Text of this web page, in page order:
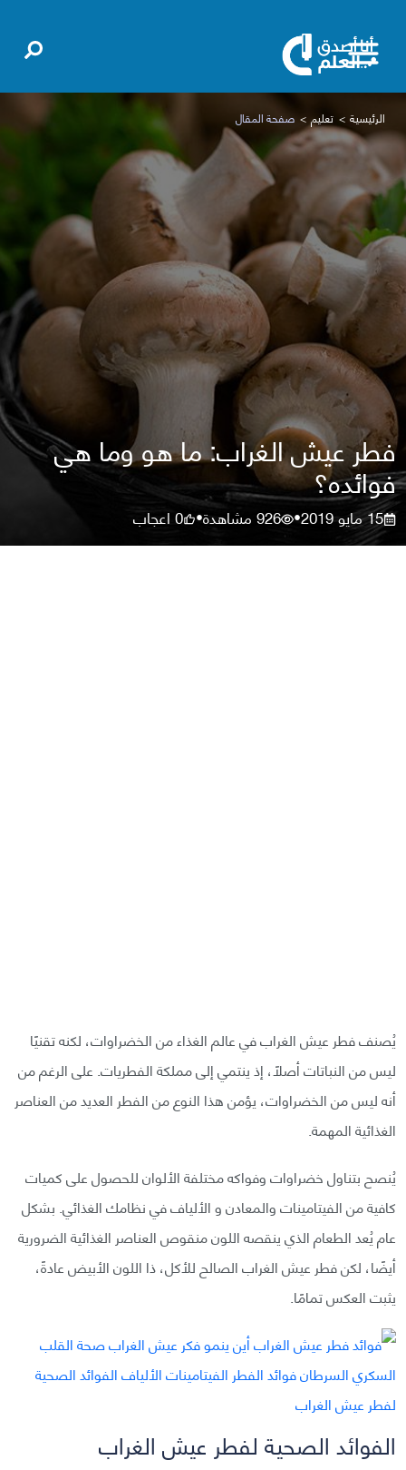
الرئيسية تعليم صفحة المقال
فطر عيش الغراب: ما هو وما هي
فوائده؟
15 مايو 2019 •
926مشاهدة•
0اعجاب
يُصنف فطر عيش الغراب في عالم الغذاء من الخضراوات، لكنه تقنيًا
ليس من النباتات أصلاً، إذ ينتمي إلى مملكة الفطريات. على الرغم من
أنه ليس من الخضراوات، يؤمن هذا النوع من الفطر العديد من العناصر
الغذائية المهمة.
يُنصح بتناول خضراوات وفواكه مختلفة الألوان للحصول على كميات
كافية من الفيتامينات والمعادن و الألياف في نظامك الغذائي. بشكل
عام يُعد الطعام الذي ينقصه اللون منقوص العناصر الغذائية الضرورية
أيضًا، لكن فطر عيش الغراب الصالح للأكل، ذا اللون الأبيض عادةً،
يثبت العكس تمامًا.
الفوائد الصحية لفطر عيش الغراب